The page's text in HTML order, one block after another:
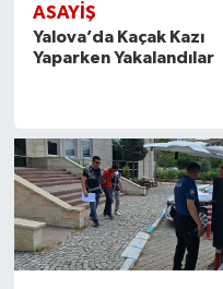
ASAYİŞ
Yalova’da Kaçak Kazı
Yaparken Yakalandılar